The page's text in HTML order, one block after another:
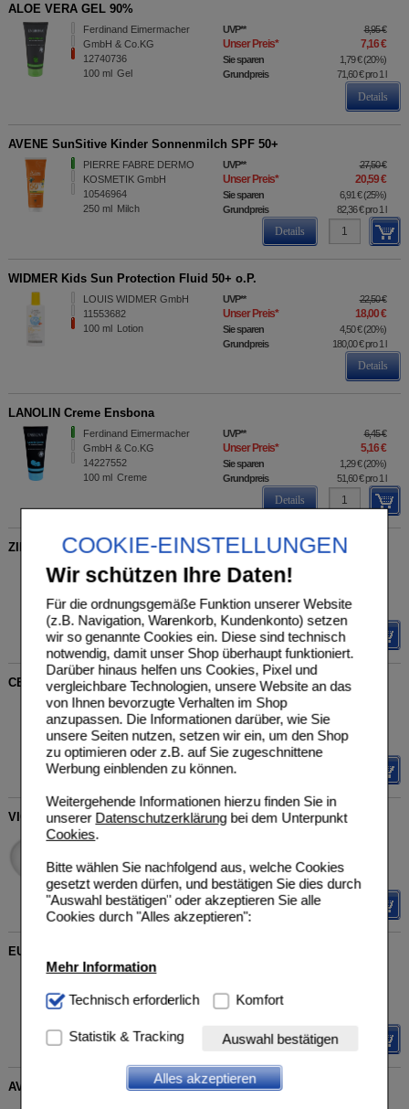
COOKIE-EINSTELLUNGEN
Wir schützen Ihre Daten!
Für die ordnungsgemäße Funktion unserer Website
(z.B. Navigation, Warenkorb, Kundenkonto) setzen
wir so genannte Cookies ein. Diese sind technisch
notwendig, damit unser Shop überhaupt funktioniert.
Darüber hinaus helfen uns Cookies, Pixel und
vergleichbare Technologien, unsere Website an das
von Ihnen bevorzugte Verhalten im Shop
anzupassen. Die Informationen darüber, wie Sie
unsere Seiten nutzen, setzen wir ein, um den Shop
zu optimieren oder z.B. auf Sie zugeschnittene
Werbung einblenden zu können.
Weitergehende Informationen hierzu finden Sie in
unserer Datenschutzerklärungbei dem Unterpunkt
Cookies.
Bitte wählen Sie nachfolgend aus, welche Cookies
gesetzt werden dürfen, und bestätigen Sie dies durch
"Auswahl bestätigen" oder akzeptieren Sie alle
Cookies durch "Alles akzeptieren":
Mehr Information
Technisch Notwendig:Hierbei handelt es sich um
Website notwendig sind (z.B. Navigation, Warenkorb,
Kundenkonto), weshalb auf diese nicht verzichtet
werden kann.
Technisch erforderlich Komfort
Statistik & Tracking Auswahl bestätigen
Alles akzeptieren
ALOE VERA GEL 90%
Ferdinand Eimermacher
GmbH & Co.KG
12740736
100 ml Gel
UVP** 8,95 €
Unser Preis* 7,16 €
Sie sparen 1,79 € (20%)
Grundpreis
71,60 €pro 1 l
Details
AVENE SunSitive Kinder Sonnenmilch SPF 50+
PIERRE FABRE DERMO
KOSMETIK GmbH
10546964
250 ml Milch
UVP** 27,50 €
Unser Preis* 20,59 €
Sie sparen 6,91 € (25%)
Grundpreis
82,36 €pro 1 l
Details
WIDMER Kids Sun Protection Fluid 50+ o.P.
LOUIS WIDMER GmbH
11553682
100 ml Lotion
UVP** 22,50 €
Unser Preis* 18,00 €
Sie sparen 4,50 € (20%)
Grundpreis
180,00 €pro 1 l
Details
LANOLIN Creme Ensbona
Ferdinand Eimermacher
GmbH & Co.KG
14227552
100 ml Creme
UVP** 6,45 €
Unser Preis* 5,16 €
Sie sparen 1,29 € (20%)
Grundpreis
51,60 €pro 1 l
Details
ZINKSALBE Ensbona
Ferdinand Eimermacher
GmbH & Co.KG
14227546
75ml Salbe
UVP **
Unser Preis*
Sie sparen 2,16 €
Grundpreis
Details
CETAPHIL Sun Daylong Kids SPF 50+ liposomale Lot.
Galderma Laboratorium
GmbH
14237160
150ml Lotion
UVP**
Unser Preis*
Sie sparen 8,74 €
Grundpreis
VICHY CAPITAL Soleil Sonnenmilch Familie LSF 50+
L'Oreal Deutschland GmbH
08801805
300ml Milch
Sie sparen 8,95 €
Grundpreis
60,17 €
Details
EUCERIN Sun Kids Spray LSF 50+
Beiersdorf AG Eucerin
200ml Spray Sie sparen
Details
AVENE SunSitive Kinder Sonnenspray SPF 50+